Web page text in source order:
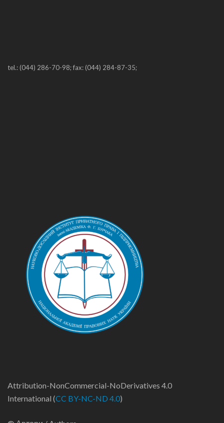
tel.: (044) 286-70-98; fax: (044) 284-87-35;
Attribution-NonCommercial-NoDerivatives 4.0
International (CC BY-NC-ND 4.0)